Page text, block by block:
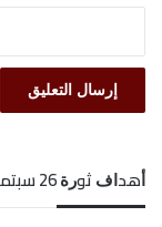
ﺃﻫﺪﺍﻑ ﺛﻮﺭﺓ 26 ﺳﺒﺘﻤﺒﺮ 1962 الخالدة